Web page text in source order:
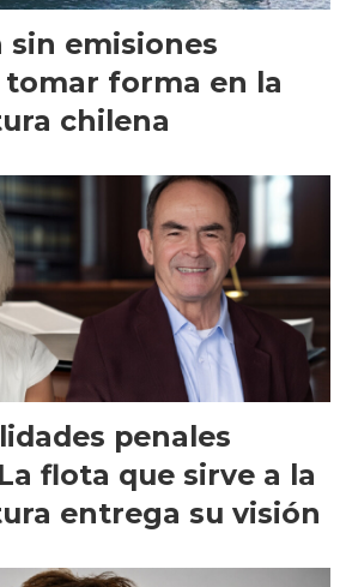
sin emisiones
tomar forma en la
chilena
penales
flota que sirve a la
entrega su visión